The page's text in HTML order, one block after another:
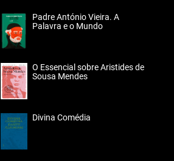
Padre António Vieira. A
Palavra e o Mundo
O Essencial sobre Aristides de
Sousa Mendes
Divina Comédia